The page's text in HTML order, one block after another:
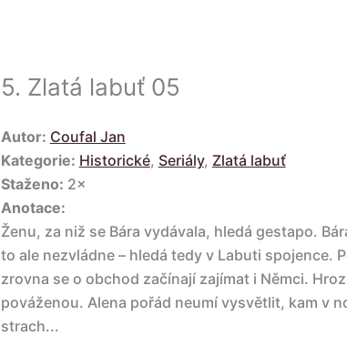
5. Zlatá labuť 05
Autor: Coufal Jan
Kategorie: Historické, Seriály, Zlatá labuť
Staženo: 2×
Anotace:
Ženu, za niž se Bára vydávala, hledá gestapo.
to ale nezvládne – hledá tedy v Labuti spojence.
zrovna se o obchod začínají zajímat i Němci.
pováženou. Alena pořád neumí vysvětlit, kam v
strach...